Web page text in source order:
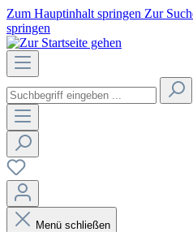
Zum Hauptinhalt springen Zur
springen
Menü schließen